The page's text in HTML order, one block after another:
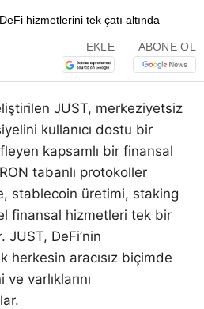
EKLE ABONE OL
JUST, merkeziyetsiz
kullanıcı dostu bir
kapsamlı bir finansal
tabanlı protokoller
stablecoin üretimi, staking
finansal hizmetleri tek bir
JUST, DeFi’nin
herkesin aracısız biçimde
varlıklarını